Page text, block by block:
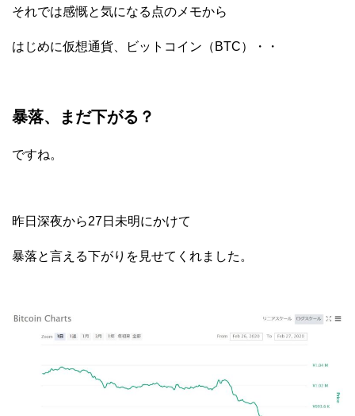
それでは感慨と気になる点のメモから
はじめに仮想通貨、ビットコイン（BTC）・・
暴落、まだ下がる？
ですね。
昨日深夜から27日未明にかけて
暴落と言える下がりを見せてくれました。